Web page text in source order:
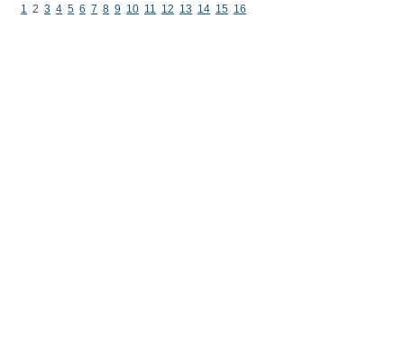
1 2 3 4 5 6 7 8 9 10 11 12 13 14 15 16